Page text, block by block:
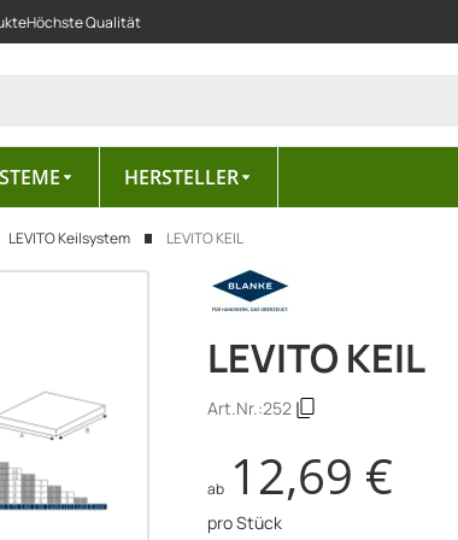
Höchste Qualität
HERSTELLER
LEVITO Keilsystem LEVITO KEIL
LEVITO KEIL
Art.Nr.:252
ab 12,69 €
pro Stück